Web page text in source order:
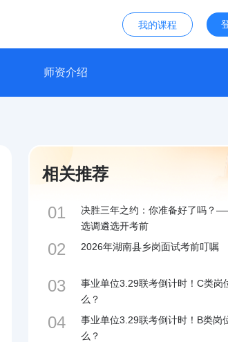
我的课程
师资介绍
相关推荐
01
决胜三年之约：你准备好了吗？
选调遴选开考前
02 2026年湖南县乡岗面试考前叮嘱
03
事业单位3.29联考倒计时！C类岗
么？
04
事业单位3.29联考倒计时！B类岗
么？